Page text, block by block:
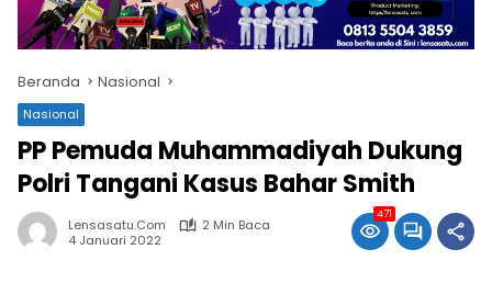
Beranda Nasional
Nasional
PP Pemuda Muhammadiyah Dukung
Polri Tangani Kasus Bahar Smith
Lensasatu.com
2 Min Baca
4 Januari 2022
471